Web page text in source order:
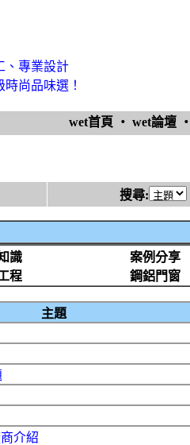
、專業設計
尚品味選！
wet首頁 ‧ wet論壇 ‧
搜尋:
識 案例分享
程 鋼鋁門窗
主題
介紹